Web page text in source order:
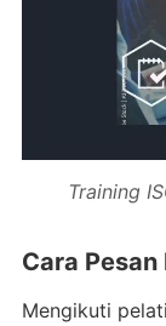
Training
Cara
Mengikuti